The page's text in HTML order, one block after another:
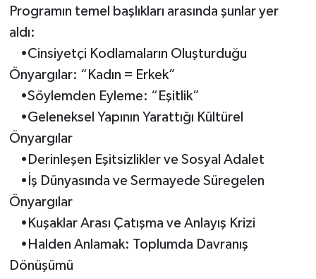
Programın temel başlıkları arasında şunlar yer
aldı:
•Cinsiyetçi Kodlamaların Oluşturduğu
Önyargılar: “Kadın = Erkek”
•Söylemden Eyleme: “Eşitlik”
•Geleneksel Yapının Yarattığı Kültürel
Önyargılar
•Derinleşen Eşitsizlikler ve Sosyal Adalet
•İş Dünyasında ve Sermayede Süregelen
Önyargılar
•Kuşaklar Arası Çatışma ve Anlayış Krizi
•Halden Anlamak: Toplumda Davranış
Dönüşümü